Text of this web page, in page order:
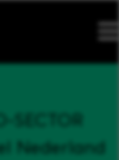
SECTOR
Nederland